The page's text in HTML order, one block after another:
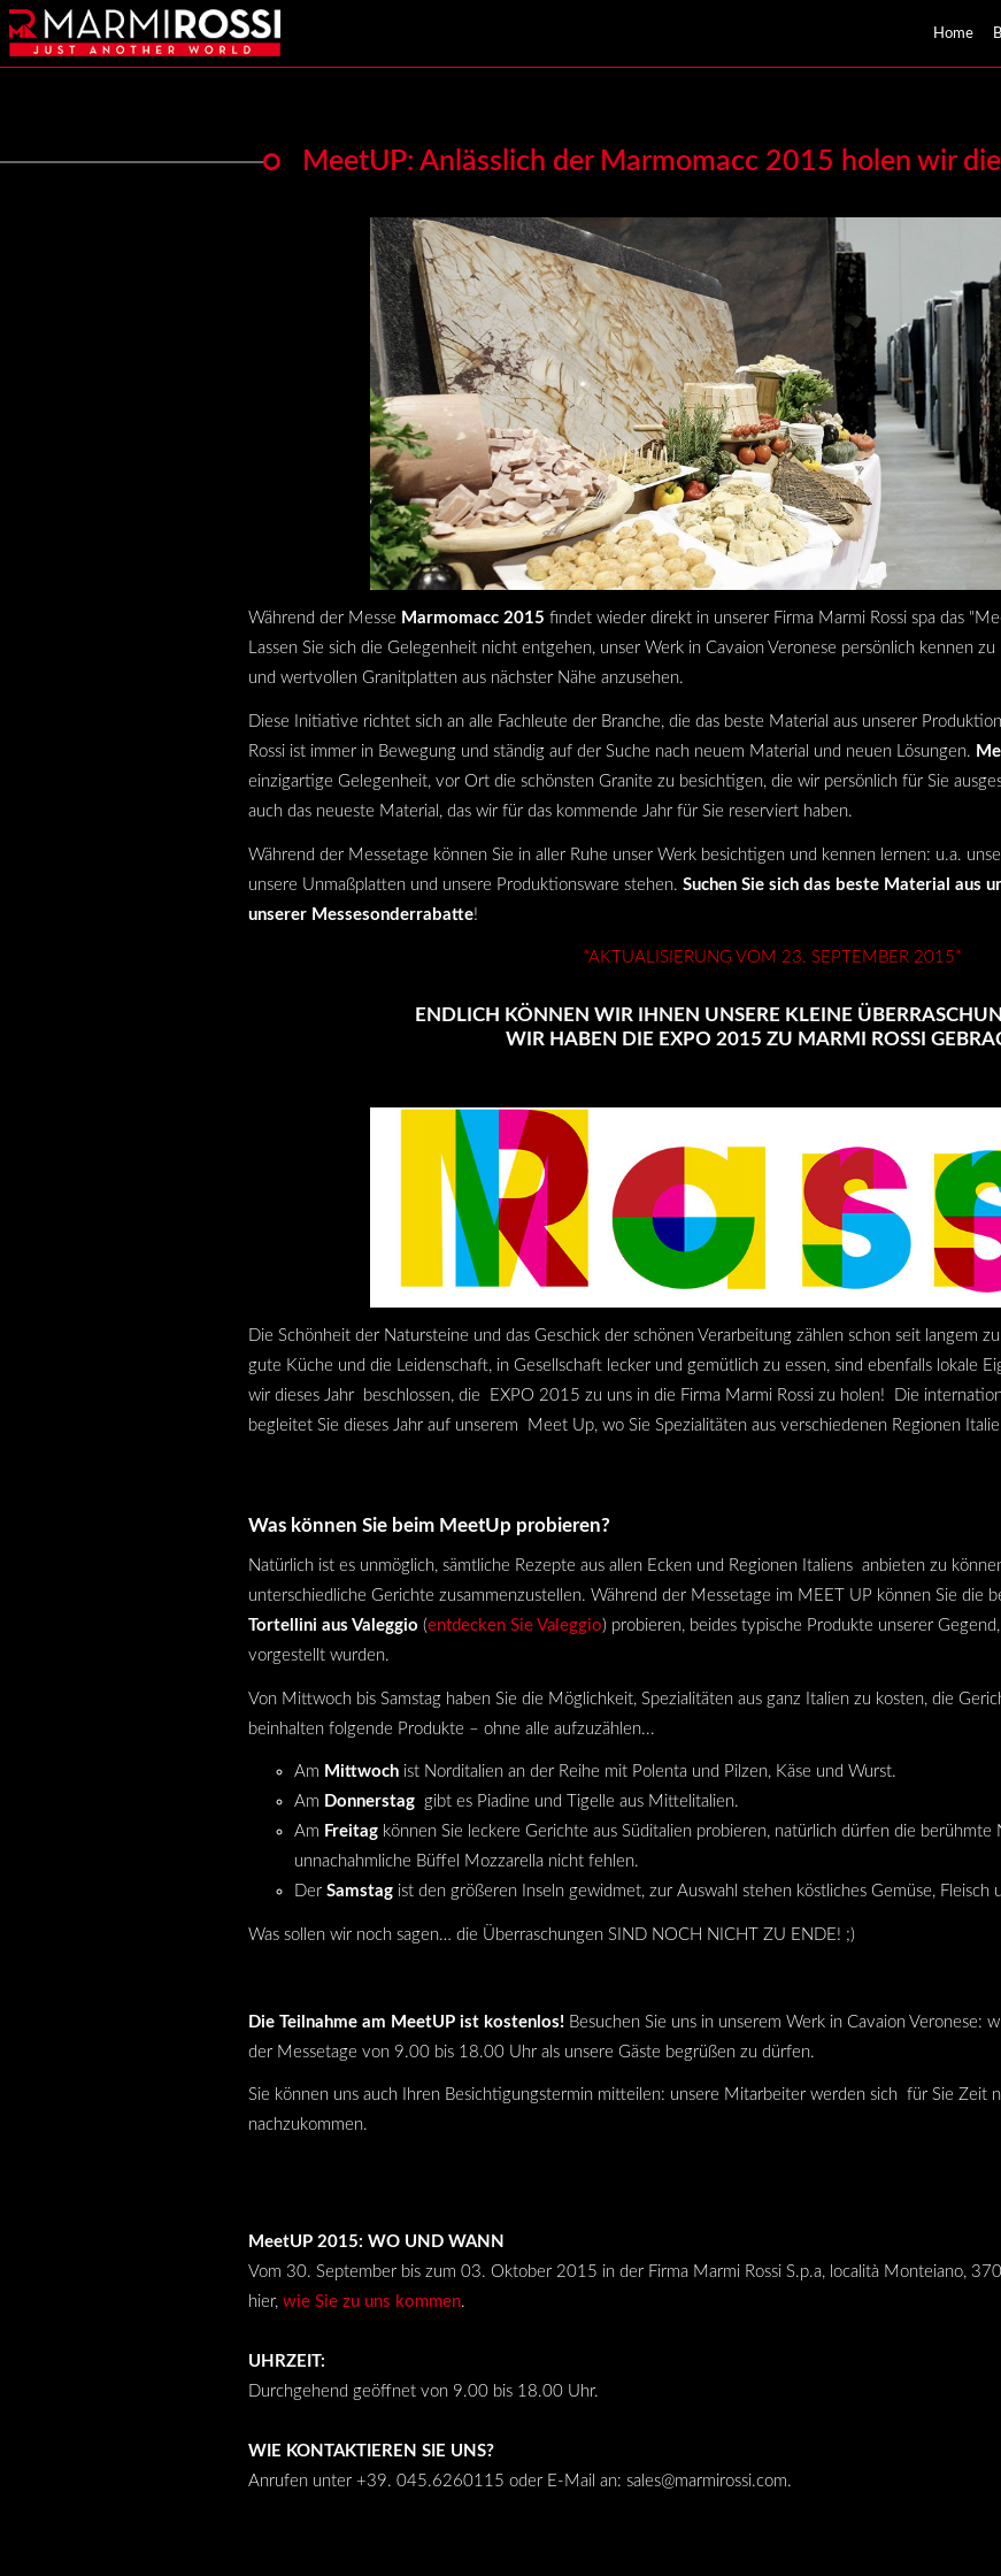
Home
MeetUP: Anlässlich der Marmomacc 2015 holen wir
Während der Messe Marmomacc 2015 findet wieder direkt in unserer Firma Marmi Rossi spa das
Lassen Sie sich die Gelegenheit nicht entgehen, unser Werk in Cavaion Veronese persönlich kennen
und wertvollen Granitplatten aus nächster Nähe anzusehen.
Diese Initiative richtet sich an alle Fachleute der Branche, die das beste Material aus unserer
Rossi ist immer in Bewegung und ständig auf der Suche nach neuem Material und neuen Lösungen.
einzigartige Gelegenheit, vor Ort die schönsten Granite zu besichtigen, die wir persönlich für Sie
auch das neueste Material, das wir für das kommende Jahr für Sie reserviert haben.
Während der Messetage können Sie in aller Ruhe unser Werk besichtigen und kennen lernen: u.a.
unsere Unmaßplatten und unsere Produktionsware stehen. Suchen Sie sich das beste Material aus
unserer Messesonderrabatte!
*AKTUALISIERUNG VOM 23. SEPTEMBER 2015*
ENDLICH KÖNNEN WIR IHNEN UNSERE KLEINE
WIR HABEN DIE EXPO 2015 ZU MARMI ROSSI
Die Schönheit der Natursteine und das Geschick der schönen Verarbeitung zählen schon seit langem
gute Küche und die Leidenschaft, in Gesellschaft lecker und gemütlich zu essen, sind ebenfalls lokale
wir dieses Jahr beschlossen, die EXPO 2015 zu uns in die Firma Marmi Rossi zu holen! Die
begleitet Sie dieses Jahr auf unserem Meet Up, wo Sie Spezialitäten aus verschiedenen Regionen
Was können Sie beim MeetUp probieren?
Natürlich ist es unmöglich, sämtliche Rezepte aus allen Ecken und Regionen Italiens anbieten zu
unterschiedliche Gerichte zusammenzustellen. Während der Messetage im MEET UP können Sie die
Tortellini aus Valeggio (entdecken Sie Valeggio) probieren, beides typische Produkte unserer
vorgestellt wurden.
Von Mittwoch bis Samstag haben Sie die Möglichkeit, Spezialitäten aus ganz Italien zu kosten, die
beinhalten folgende Produkte – ohne alle aufzuzählen...
Am Mittwochist Norditalien an der Reihe mit Polenta und Pilzen, Käse und Wurst.
Am Donnerstaggibt es Piadine und Tigelle aus Mittelitalien.
Am Freitagkönnen Sie leckere Gerichte aus Süditalien probieren, natürlich dürfen die berühmte
unnachahmliche Büffel Mozzarella nicht fehlen.
Der Samstagist den größeren Inseln gewidmet, zur Auswahl stehen köstliches Gemüse, Fleisch
Was sollen wir noch sagen… die Überraschungen SIND NOCH NICHT ZU ENDE! ;)
Die Teilnahme am MeetUP ist kostenlos!Besuchen Sie uns in unserem Werk in Cavaion Veronese:
der Messetage von 9.00 bis 18.00 Uhr als unsere Gäste begrüßen zu dürfen.
Sie können uns auch Ihren Besichtigungstermin mitteilen: unsere Mitarbeiter werden sich für Sie Zeit
nachzukommen.
MeetUP 2015: WO UND WANN
Vom 30. September bis zum 03. Oktober 2015 in der Firma Marmi Rossi S.p.a, località Monteiano,
hier, wie Sie zu uns kommen.
UHRZEIT:
Durchgehend geöffnet von 9.00 bis 18.00 Uhr.
WIE KONTAKTIEREN SIE UNS?
Anrufen unter +39. 045.6260115 oder E-Mail an: sales@marmirossi.com.